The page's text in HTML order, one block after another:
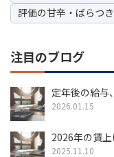
評価の甘辛・ばらつ
注目のブログ
定年後の給与
2026.01.15
2026年の賃
2025.11.10